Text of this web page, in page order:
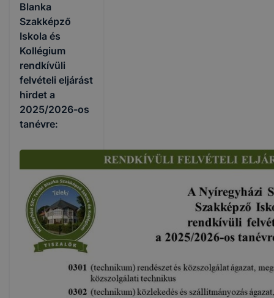
Blanka
Szakképző
Iskola és
Kollégium
rendkívüli
felvételi eljárást
hirdet a
2025/2026-os
tanévre: